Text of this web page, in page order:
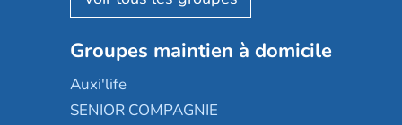
Nexity edenea
Les jardins d'Arcadie
Occitalia
Appartseniors
Groupe SOS
Le Noble Âge
Almage
Groupes maintien à domicile
Auxi'life
SENIOR COMPAGNIE